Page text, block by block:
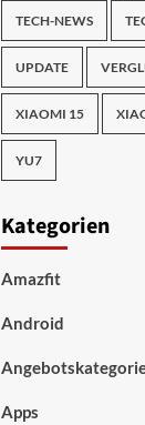
TECH-NEWS
UPDATE
XIAOMI 15
YU7
Kategorien
Amazfit
Android
Apps